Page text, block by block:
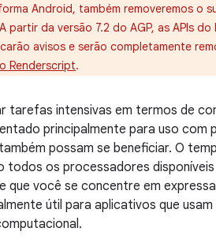
Android, também removeremos o
partir da versão 7.2 do AGP, as APIs
avisos e serão completamente
Renderscript.
tarefas intensivas em termos de
principalmente para uso com
possam se beneficiar. O
todos os processadores
que você se concentre em
útil para aplicativos que